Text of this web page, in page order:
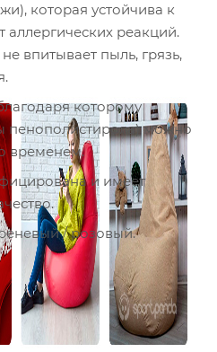
которая устойчива к
реакций.
впитывает пыль, грязь,
которому
пенополистирола) можно
временем.
и имеет
/ розовый.